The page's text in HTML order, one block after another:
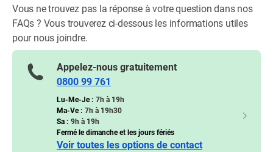
Vous ne trouvez pas la réponse à votre question dans nos
FAQs ? Vous trouverez ci-dessous les informations utiles
pour nous joindre.
Appelez-nous gratuitement
0800 99 761
Lu-Me-Je : 7h à 19h
Ma-Ve : 7h à 19h30
Sa : 9h à 19h
Fermé le dimanche et les jours fériés
Voir toutes les options de contact